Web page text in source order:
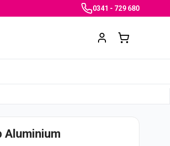
0341 - 729 680
Aluminium